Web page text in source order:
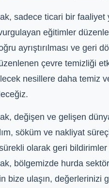
sadece ticari bir faaliyet
eğitimler
ayrıştırılması ve
çevre temizliği
nesillere daha temiz
değişen ve gelişen
söküm ve nakliyat
olarak geri bildirimler
bölgemizde hurda
bize ulaşın,